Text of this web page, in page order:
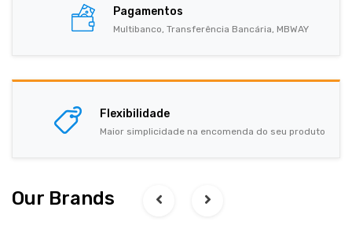
Pagamentos
Multibanco, Transferência Bancária, MBWAY
Flexibilidade
Maior simplicidade na encomenda do seu produto
Our Brands